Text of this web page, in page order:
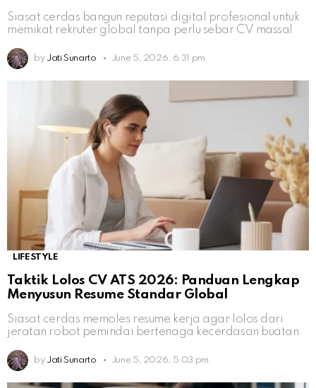
Siasat cerdas bangun reputasi digital profesional untuk
memikat rekruter global tanpa perlu sebar CV massal
by Jati Sunarto June 5, 2026, 6:31 pm
LIFESTYLE
Taktik Lolos CV ATS 2026: Panduan Lengkap
Menyusun Resume Standar Global
Siasat cerdas memoles resume kerja agar lolos dari
jeratan robot pemindai bertenaga kecerdasan buatan.
by Jati Sunarto June 5, 2026, 5:03 pm